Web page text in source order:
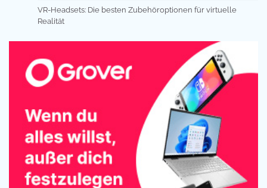
VR-Headsets: Die besten Zubehöroptionen für virtuelle
Realität